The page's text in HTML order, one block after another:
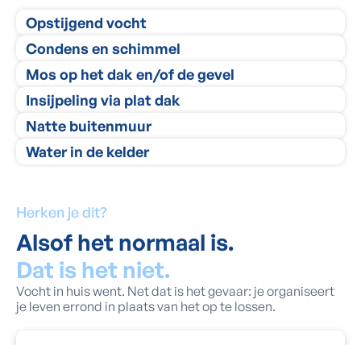
Opstijgend vocht
Condens en schimmel
Mos op het dak en/of de gevel
Insijpeling via plat dak
Natte buitenmuur
Water in de kelder
Herken je dit?
Alsof het normaal is.
Dat is het niet.
Vocht in huis went. Net dat is het gevaar: je organiseert
je leven errond in plaats van het op te lossen.